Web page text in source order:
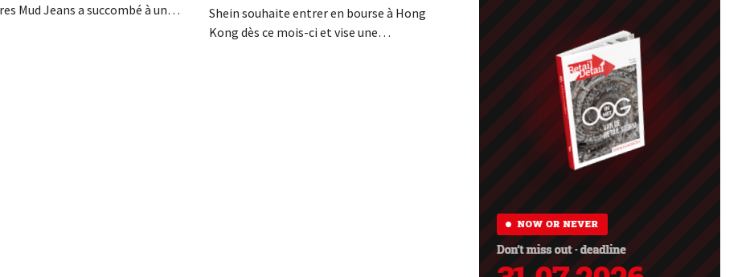
Mud Jeans a succombé à un
Shein souhaite entrer en bourse à Hong
Kong dès ce mois-ci et vise une